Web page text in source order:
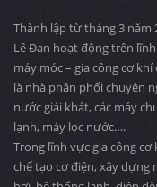
Thành lập từ tháng 3 năm
Lê Đan hoạt động trên
máy móc – gia công cơ
là nhà phân phối chuyên
nước giải khát, các máy
lạnh, máy lọc nước….
Trong lĩnh vực gia công
chế tạo cơ điện, xây dựng